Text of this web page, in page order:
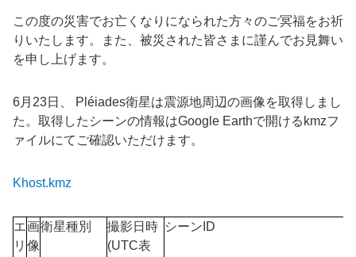
この度の災害でお亡くなりになられた方々のご冥福をお祈
りいたします。また、被災された皆さまに謹んでお見舞い
を申し上げます。
6月23日、 Pléiades衛星は震源地周辺の画像を取得しまし
た。取得したシーンの情報はGoogle Earthで開けるkmzフ
ァイルにてご確認いただけます。
Khost.kmz
エ
リ
画
像
衛星種別
撮影日時
(UTC表
シーンID